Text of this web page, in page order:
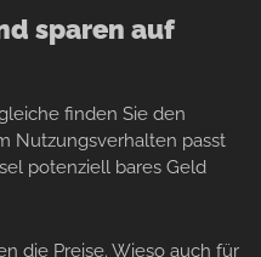
sparen auf
finden Sie den
Nutzungsverhalten passt
potenziell bares Geld
die Preise. Wieso auch für